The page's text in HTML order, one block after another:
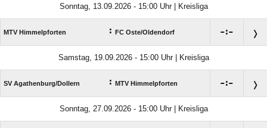
Sonntag, 13.09.2026 - 15:00 Uhr | Kreisliga
MTV Himmelpforten : FC Oste/​Oldendorf :
Samstag, 19.09.2026 - 15:00 Uhr | Kreisliga
SV Agathenburg/​Dollern : MTV Himmelpforten :
Sonntag, 27.09.2026 - 15:00 Uhr | Kreisliga